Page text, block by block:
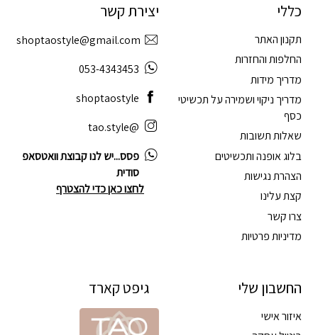
כללי
תקנון האתר
החלפות והחזרות
מדריך מידות
מדריך ניקוי ושמירה על תכשיטי
כסף
שאלות תשובות
בלוג אופנה ותכשיטים
הצהרת נגישות
קצת עלינו
צרו קשר
מדיניות פרטיות
החשבון שלי
איזור אישי
יצירת קשר
shoptaostyle@gmail.com
053-4343453
shoptaostyle
@tao.style
פסס...יש לנו קבוצת וואטסאפ
סודית
לחצו כאן כדי להצטרף
גיפט קארד